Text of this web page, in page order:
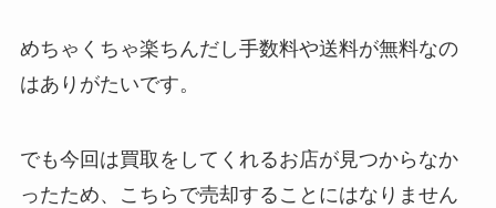
めちゃくちゃ楽ちんだし手数料や送料が無料なの
はありがたいです。
でも今回は買取をしてくれるお店が見つからなか
ったため、こちらで売却することにはなりません